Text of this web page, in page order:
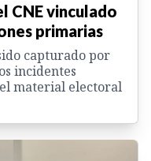
CNE vinculado
primarias
capturado por
incidentes
material electoral